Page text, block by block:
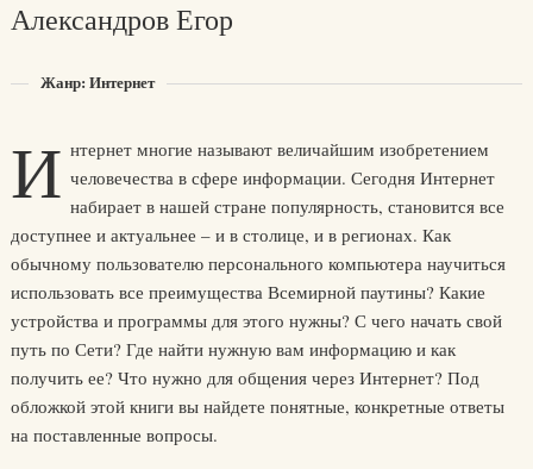
Александров Егор
Жанр: Интернет
И нтернет многие называют величайшим изобретением
человечества в сфере информации. Сегодня Интернет
набирает в нашей стране популярность, становится все
доступнее и актуальнее – и в столице, и в регионах. Как
обычному пользователю персонального компьютера научиться
использовать все преимущества Всемирной паутины? Какие
устройства и программы для этого нужны? С чего начать свой
путь по Сети? Где найти нужную вам информацию и как
получить ее? Что нужно для общения через Интернет? Под
обложкой этой книги вы найдете понятные, конкретные ответы
на поставленные вопросы.